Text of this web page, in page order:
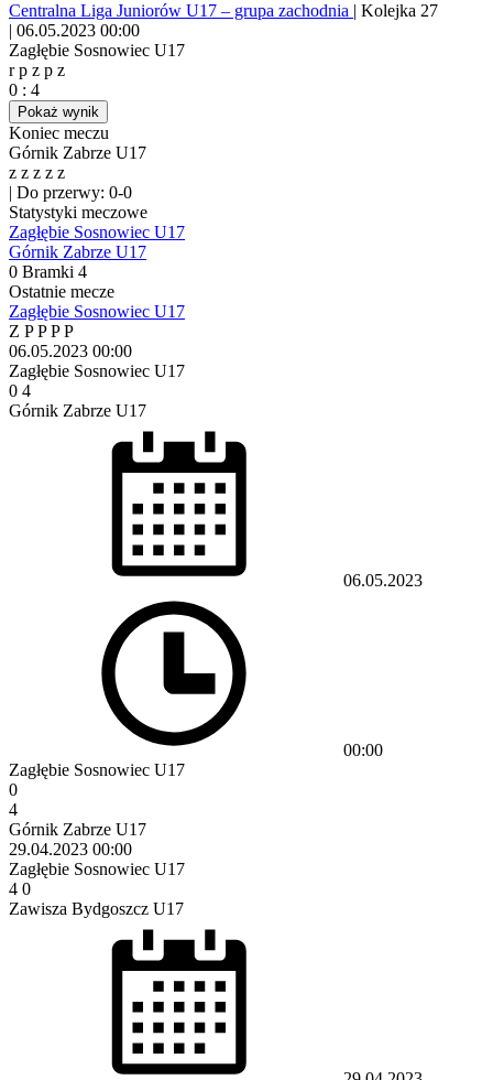
Centralna Liga Juniorów U17 – grupa zachodnia | Kolejka 27
| 06.05.2023 00:00
Zagłębie Sosnowiec U17
rp z p z
0 : 4
Pokaż wynik
Koniec meczu
Górnik Zabrze U17
z z z z z
| Do przerwy: 0-0
Statystyki meczowe
Zagłębie Sosnowiec U17
Górnik Zabrze U17
0 Bramki 4
Ostatnie mecze
Zagłębie Sosnowiec U17
Z PPPP
06.05.2023 00:00
Zagłębie Sosnowiec U17
0 4
Górnik Zabrze U17
06.05.2023
00:00
Zagłębie Sosnowiec U17
0
4
Górnik Zabrze U17
29.04.2023 00:00
Zagłębie Sosnowiec U17
4 0
Zawisza Bydgoszcz U17